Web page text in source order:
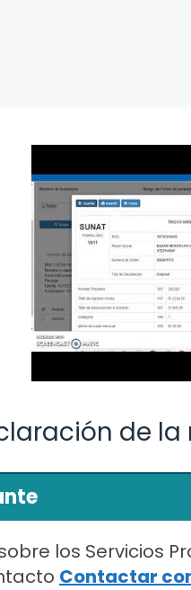
de
los Servicios
Contactar